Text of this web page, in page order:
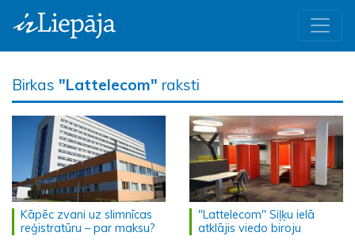
Birkas "Lattelecom" raksti
Kāpēc zvani uz slimnīcas
reģistratūru – par maksu?
"Lattelecom" Siļķu ielā
atklājis viedo biroju